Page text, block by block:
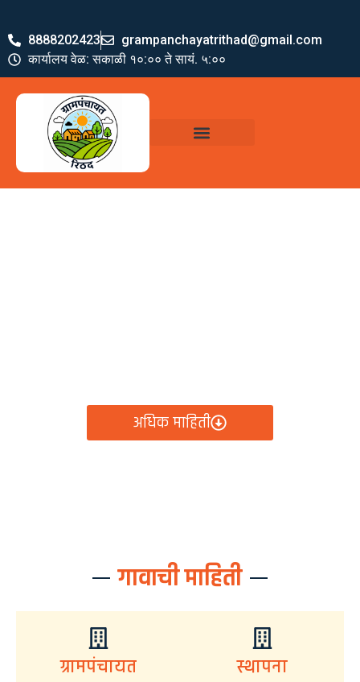
8888202423
grampanchayatrithad@gmail.com
कार्यालय वेळ: सकाळी १०:०० ते सायं. ५:००
अधिक माहिती
गावाची माहिती
ग्रामपंचायत स्थापना